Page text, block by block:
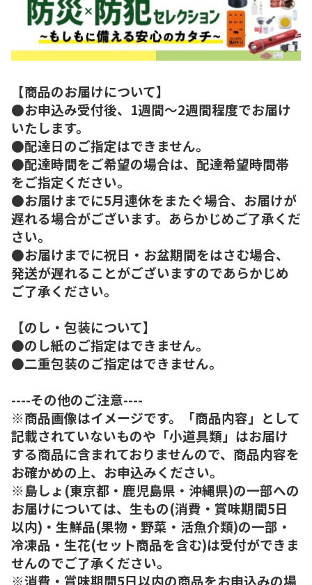
【商品のお届けについて】
●お申込み受付後、1週間～2週間程度でお届け
いたします。
●配達日のご指定はできません。
●配達時間をご希望の場合は、配達希望時間帯
をご指定ください。
●お届けまでに5月連休をまたぐ場合、お届けが
遅れる場合がございます。あらかじめご了承くだ
さい。
●お届けまでに祝日・お盆期間をはさむ場合、
発送が遅れることがございますのであらかじめ
ご了承ください。
【のし・包装について】
●のし紙のご指定はできません。
●二重包装のご指定はできません。
----その他のご注意----
※商品画像はイメージです。「商品内容」として
記載されていないものや「小道具類」はお届け
する商品に含まれておりませんので、商品内容を
お確かめの上、お申込みください。
※島しょ(東京都・鹿児島県・沖縄県)の一部への
お届けについては、生もの(消費・賞味期間5日
以内)・生鮮品(果物・野菜・活魚介類)の一部・
冷凍品・生花(セット商品を含む)は受付ができま
せんのでご了承ください。
※消費・賞味期間5日以内の商品をお申込みの場